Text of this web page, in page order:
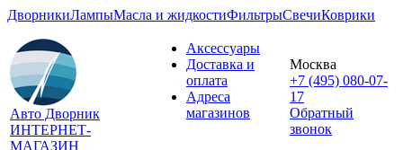
ДворникиЛампыМасла и жидкостиФильтрыСвечиКоврики
Авто Дворник
ИНТЕРНЕТ-
МАГАЗИН
Аксессуары
Доставка и
оплата
Адреса
магазинов
Москва
+7 (495) 080-07-
17
Обратный
звонок